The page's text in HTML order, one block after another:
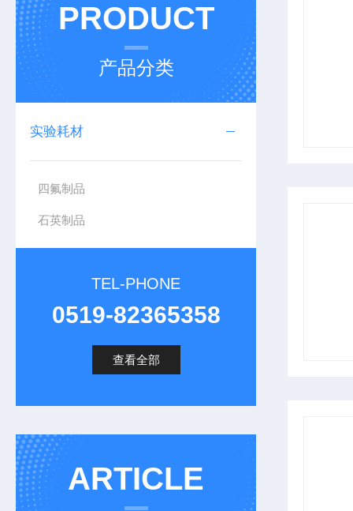
PRODUCT
产品分类
实验耗材
四氟制品
石英制品
TEL-PHONE
0519-82365358
查看全部
ARTICLE